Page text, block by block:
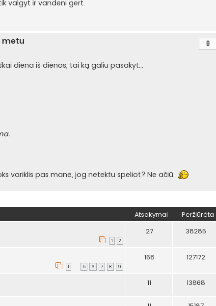
valgyt ir vandeni gert.
metu 0
diena iš dienos, tai ką galiu pasakyt...
variklis pas mane, jog netektu spėliot? Ne ačiū.
Atsakymai Peržiūrėta
1 2
27 38285
1 … 5 6 7 8 9
168 127172
11 13868